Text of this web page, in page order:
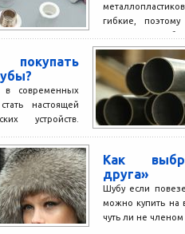
гибкие,
заменить
Довольно
современных
настоящей
устройств.
здание, в
Как
друга»
Шубу если
можно купить на
чуть ли не